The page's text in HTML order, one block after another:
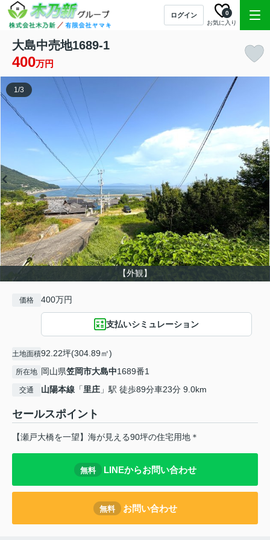
ログイン
お気に入り
0
大島中売地1689-1
400万円
【外観】
1/3
価格 400万円
支払いシミュレーション
土地面積92.22坪(304.89㎡)
所在地 岡山県笠岡市大島中1689番1
交通 山陽本線 「里庄 」駅 徒歩89分車23分 9.0km
セールスポイント
【瀬戸大橋を一望】海が見える90坪の住宅用地＊
無料 LINEからお問い合わせ
無料 お問い合わせ